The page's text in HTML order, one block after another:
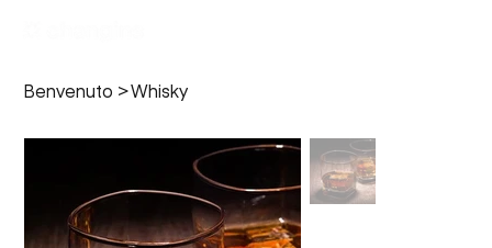
Benvenuto >Whisky